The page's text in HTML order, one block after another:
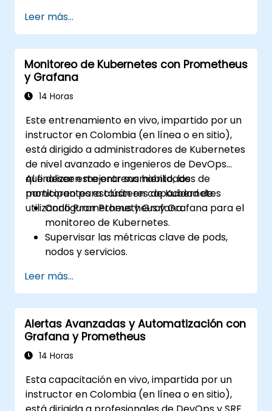
Crear y configurar tableros en Grafana
para visualizar métricas personalizadas.
Aplicar las mejores prácticas para
integrar el monitoreo en el ciclo de vida
de desarrollo.
Leer más...
Monitoreo de Kubernetes con Prometheus
y Grafana
14 Horas
Este entrenamiento en vivo, impartido por un
instructor en Colombia (en línea o en sitio),
está dirigido a administradores de Kubernetes
de nivel avanzado e ingenieros de DevOps
que deseen mejorar sus habilidades de
monitoreo para clústeres de Kubernetes
utilizando Prometheus y Grafana.
Al finalizar este entrenamiento, los
participantes estarán en capacidad de:
Configurar Prometheus y Grafana para el
monitoreo de Kubernetes.
Supervisar las métricas clave de pods,
nodos y servicios.
la salud y el rendimiento del clúster.
Implementar estrategias de alertas para
resolver problemas de forma proactiva.
Aplicar las mejores prácticas para
escalar soluciones de monitoreo en
entornos de Kubernetes.
Leer más...
Alertas Avanzadas y Automatización con
Grafana y Prometheus
14 Horas
Esta capacitación en vivo, impartida por un
instructor en Colombia (en línea o en sitio),